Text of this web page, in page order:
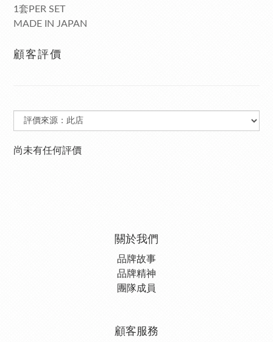
1套PER SET
MADE IN JAPAN
顧客評價
尚未有任何評價
關於我們
品牌故事
品牌精神
團隊成員
顧客服務